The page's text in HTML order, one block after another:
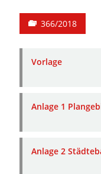
366/2018
Vorlage
Anlage 1
Anlage 2